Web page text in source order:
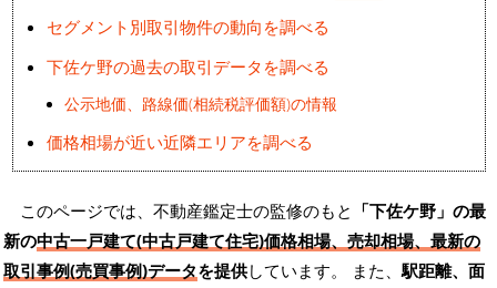
セグメント別取引物件の動向を調べる
下佐ケ野の過去の取引データを調べる
公示地価、路線価(相続税評価額)の情報
価格相場が近い近隣エリアを調べる
このページでは、不動産鑑定士の監修のもと 「下佐ケ野」の最
新の中古一戸建て(中古戸建て住宅)価格相場、売却相場、最新の
取引事例(売買事例)データを提供しています。 また、駅距離、面